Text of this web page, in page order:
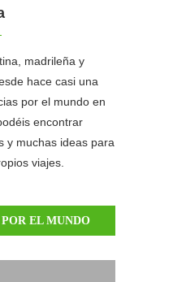
madrileña y
hace casi una
por el mundo en
encontrar
y muchas ideas para
viajes.
EL MUNDO